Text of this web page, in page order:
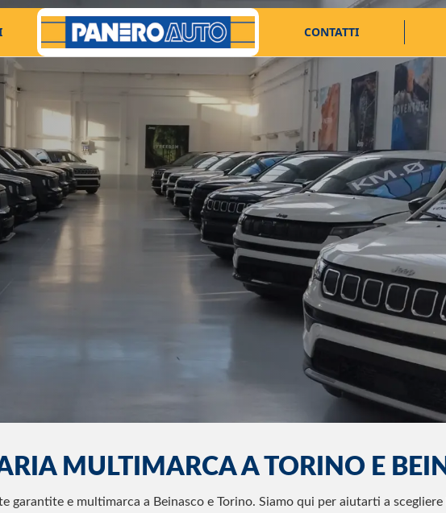
CONTATTI
MULTIMARCA A TORINO E
e multimarca a Beinasco e Torino. Siamo qui per aiutarti a scegliere